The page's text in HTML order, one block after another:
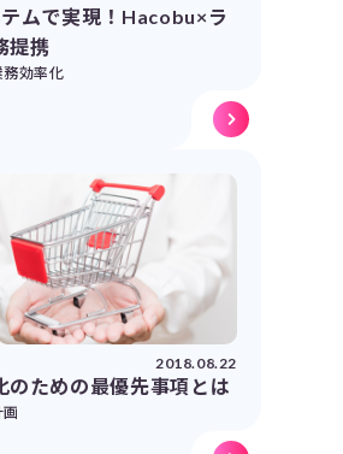
ムで実現！Hacobu×ラ
提携
務効率化
2018.08.22
のための最優先事項とは